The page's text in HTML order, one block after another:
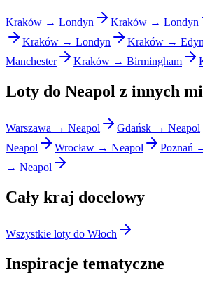
Kraków → Londyn Kraków → Londyn
Kraków → Londyn
Kraków →
Manchester
Kraków → Birmingham
Loty do Neapol z innych
Warszawa → Neapol Gdańsk → Neapol
Neapol
Wrocław → Neapol Poznań
→ Neapol
Cały kraj docelowy
Wszystkie loty do Włoch
Inspiracje tematyczne